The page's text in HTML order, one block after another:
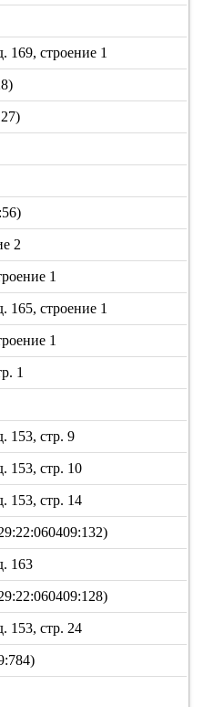
169, строение 1
2
1
165, строение 1
1
1
153, стр. 9
153, стр. 10
153, стр. 14
163
153, стр. 24